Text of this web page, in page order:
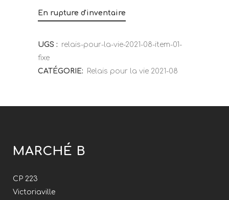
En rupture d'inventaire
UGS : relais-pour-la-vie-2021-08-item-01-
fixe
CATÉGORIE:
Relais pour la vie 2021-08
MARCHÉ B
CP 223
Victoriaville